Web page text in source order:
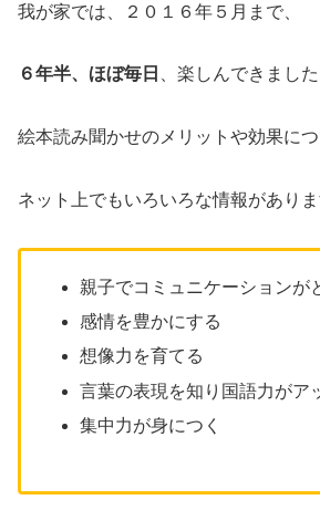
我が家では、２０１６年５月まで、
６年半、ほぼ毎日 、楽しんできました
絵本読み聞かせのメリットや効果につ
ネット上でもいろいろな情報がありま
親子でコミュニケーションが
感情を豊かにする
想像力を育てる
言葉の表現を知り国語力がア
集中力が身につく